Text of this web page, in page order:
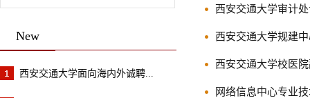
New
西安交通大学面向海内外诚聘...
西安交通大学审计
西安交通大学规建
西安交通大学校医
网络信息中心专业